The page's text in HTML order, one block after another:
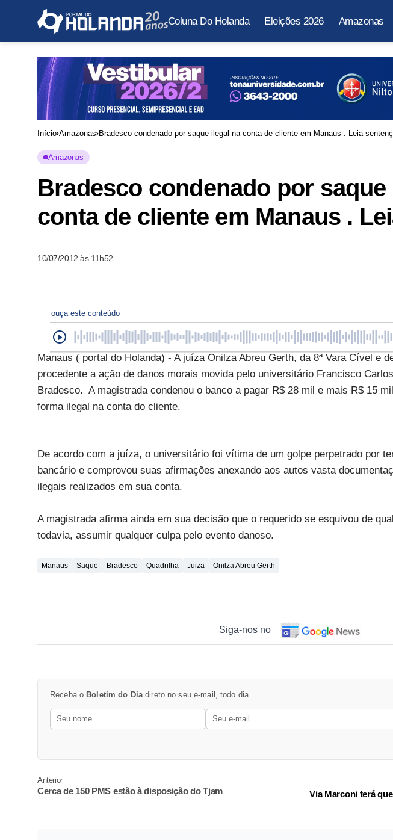
Coluna Do Holanda Eleições 2026 Amazonas
Início Amazonas Bradesco condenado por saque ilegal na conta de cliente em Manaus . Leia
Amazonas
Bradesco condenado por saque
conta de cliente em Manaus .
10/07/2012 às 11h52
ouça este conteúdo
Manaus ( portal do Holanda) - A juíza Onilza Abreu Gerth, da 8ª Vara Cível e
procedente a ação de danos morais movida pelo universitário Francisco
Bradesco. A magistrada condenou o banco a pagar R$ 28 mil e mais R$ 15
forma ilegal na conta do cliente.
De acordo com a juíza, o universitário foi vítima de um golpe perpetrado por
bancário e comprovou suas afirmações anexando aos autos vasta
ilegais realizados em sua conta.
A magistrada afirma ainda em sua decisão que o requerido se esquivou de
todavia, assumir qualquer culpa pelo evento danoso.
Manaus Saque Bradesco Quadrilha Juiza Onilza Abreu Gerth
Siga-nos no
Receba o Boletim do Dia direto no seu e-mail, todo dia.
Anterior
Cerca de 150 PMS estão à disposição do Tjam
Via Marconi terá